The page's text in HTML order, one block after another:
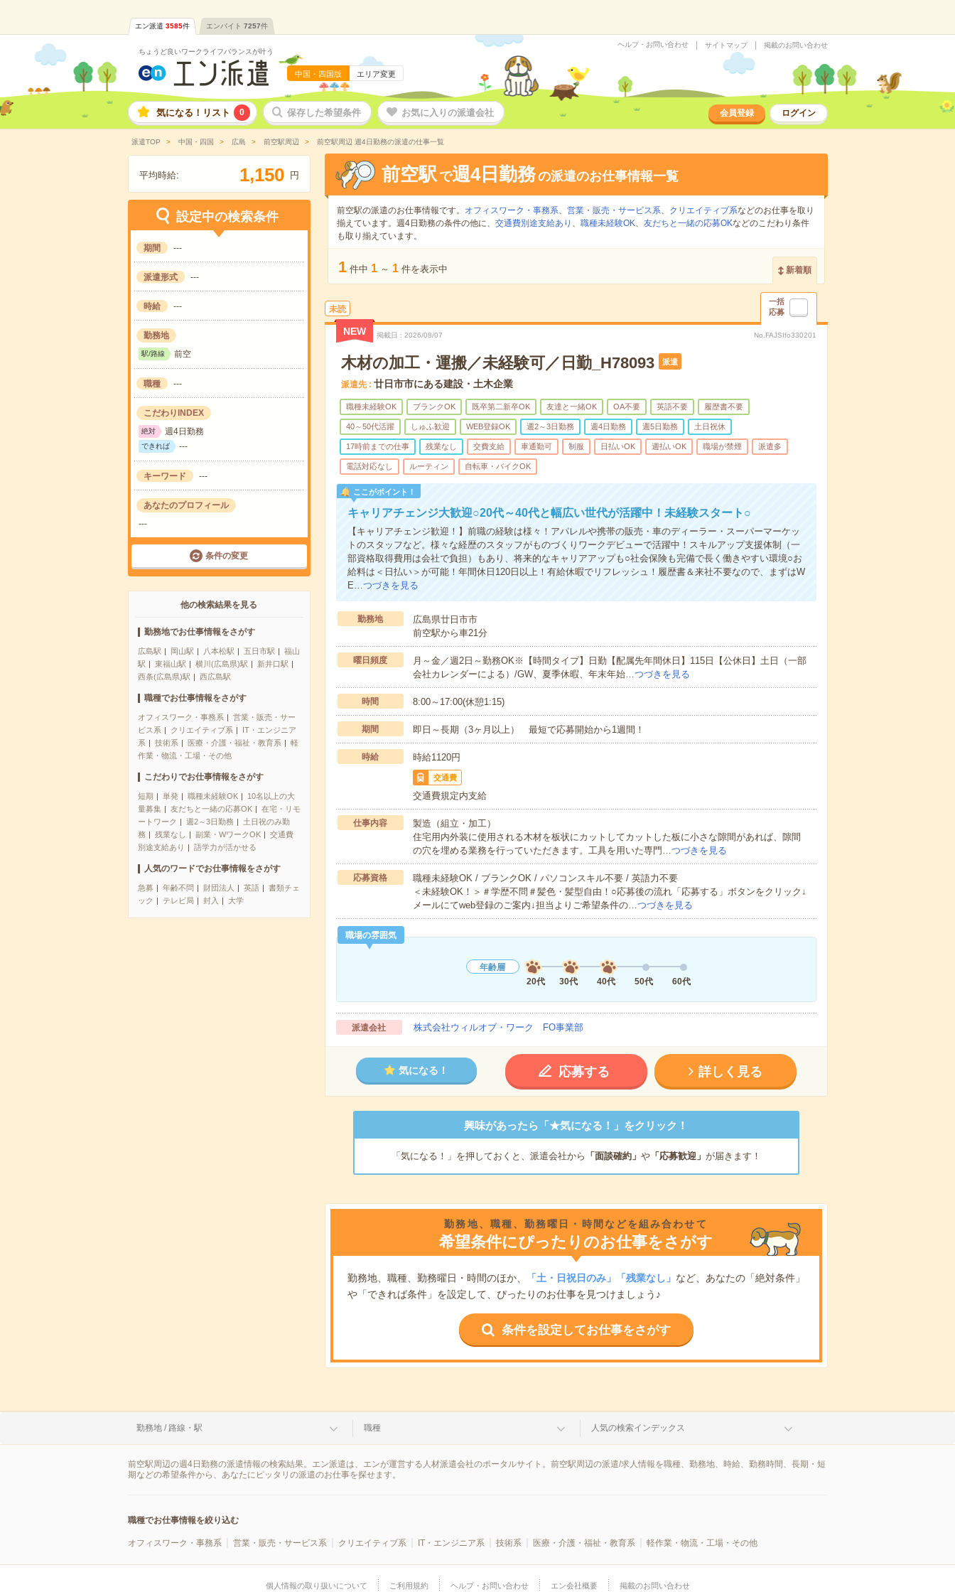
エン派遣 3585件 エンバイト 7257件
ちょうど良いワークライフバランスが叶う
中国・四国版 エリア変更
ヘルプ・お問い合わせ サイトマップ 掲載のお問い合わせ
気になる！リスト 0 保存した希望条件 お気に入りの派遣会社 会員登録 ログイン
派遣TOP 中国・四国 広島 前空駅周辺 前空駅周辺 週4日勤務の派遣の仕事一覧
平均時給: 1,150 円
設定中の検索条件
期間 ---
派遣形式 ---
時給 ---
勤務地
駅/路線 前空
職種 ---
こだわりINDEX
絶対 週4日勤務
できれば ---
キーワード ---
あなたのプロフィール
---
条件の変更
他の検索結果を見る
勤務地でお仕事情報をさがす
広島駅 岡山駅 八本松駅 五日市駅
福山
駅
東福山駅 横川(広島県)駅
新井口駅
西条(広島県)駅
西広島駅
職種でお仕事情報をさがす
オフィスワーク・事務系
営業・販売・サー
ビス系
クリエイティブ系
IT・エンジニア
系
技術系 医療・介護・福祉・教育系
軽
作業・物流・工場・その他
こだわりでお仕事情報をさがす
短期 単発 職種未経験OK
10名以上の大
量募集
友だちと一緒の応募OK
在宅・リモ
ートワーク
週2～3日勤務
土日祝のみ勤
務
残業なし 副業・WワークOK
交通費
別途支給あり
語学力が活かせる
人気のワードでお仕事情報をさがす
急募 年齢不問 財団法人 英語
書類チェ
ック
テレビ局 封入 大学
前空駅 で週4日勤務の派遣のお仕事情報一覧
前空駅の派遣のお仕事情報です。 オフィスワーク・事務系、 営業・販売・サービス系、 クリエイティブ系などのお仕事を取り
揃えています。週4日勤務の条件の他に、 交通費別途支給あり 、 職種未経験OK、 友だちと一緒の応募OKなどのこだわり条件
も取り揃えています。
1 件中 1 ～ 1 件を表示中 新着順
未読
一括
応募
NEW 掲載日 2026/08/07 No.FAJSIfo330201
木材の加工・運搬／未経験可／日勤_H78093 派遣
派遣先 廿日市市にある建設・土木企業
職種未経験OK ブランクOK 既卒第二新卒OK 友達と一緒OK OA不要 英語不要 履歴書不要
40～50代活躍 しゅふ歓迎 WEB登録OK 週2～3日勤務 週4日勤務 週5日勤務 土日祝休
17時前までの仕事 残業なし 交費支給 車通勤可 制服 日払いOK 週払いOK 職場が禁煙 派遣多
電話対応なし ルーティン 自転車・バイクOK
ここがポイント！
キャリアチェンジ大歓迎○20代～40代と幅広い世代が活躍中！未経験スタート○
【キャリアチェンジ歓迎！】前職の経験は様々！アパレルや携帯の販売・車のディーラー・スーパーマーケッ
トのスタッフなど。様々な経歴のスタッフがものづくりワークデビューで活躍中！スキルアップ支援体制（一
部資格取得費用は会社で負担）もあり、将来的なキャリアアップも○社会保険も完備で長く働きやすい環境○お
給料は＜日払い＞が可能！年間休日120日以上！有給休暇でリフレッシュ！履歴書＆来社不要なので、まずはW
E…つづきを見る
勤務地
広島県廿日市市
前空駅から車21分
曜日頻度
月～金／週2日～勤務OK※【時間タイプ】日勤【配属先年間休日】115日【公休日】土日（一部
会社カレンダーによる）/GW、夏季休暇、年末年始…つづきを見る
時間 8:00～17:00(休憩1:15)
期間 即日～長期（3ヶ月以上） 最短で応募開始から1週間！
時給 時給1120円
交通費
交通費規定内支給
仕事内容
製造（組立・加工）
住宅用内外装に使用される木材を板状にカットしてカットした板に小さな隙間があれば、隙間
の穴を埋める業務を行っていただきます。工具を用いた専門…つづきを見る
応募資格
職種未経験OK / ブランクOK / パソコンスキル不要 / 英語力不要
＜未経験OK！＞＃学歴不問＃髪色・髪型自由！○応募後の流れ「応募する」ボタンをクリック↓
メールにてweb登録のご案内↓担当よりご希望条件の…つづきを見る
職場の雰囲気
年齢層
20代
30代 40代 50代 60代
派遣会社 株式会社ウィルオブ・ワーク FO事業部
気になる！ 応募する 詳しく見る
興味があったら「★気になる！」をクリック！
「気になる！」を押しておくと、派遣会社から 「面談確約」 や「応募歓迎」 が届きます！
勤務地、職種、勤務曜日・時間などを組み合わせて
希望条件にぴったりのお仕事をさがす
勤務地、職種、勤務曜日・時間のほか、 「土・日祝日のみ」「残業なし」 など、あなたの「絶対条件」
や「できれば条件」を設定して、ぴったりのお仕事を見つけましょう♪
条件を設定してお仕事をさがす
勤務地 / 路線・駅 職種 人気の検索インデックス
前空駅周辺の週4日勤務の派遣情報の検索結果。エン派遣は、エンが運営する人材派遣会社のポータルサイト。前空駅周辺の派遣/求人情報を職種、勤務地、時給、勤務時間、長期・短
期などの希望条件から、あなたにピッタリの派遣のお仕事を探せます。
職種でお仕事情報を絞り込む
オフィスワーク・事務系 営業・販売・サービス系 クリエイティブ系 IT・エンジニア系 技術系 医療・介護・福祉・教育系 軽作業・物流・工場・その他
個人情報の取り扱いについて ご利用規約 ヘルプ・お問い合わせ エン会社概要 掲載のお問い合わせ